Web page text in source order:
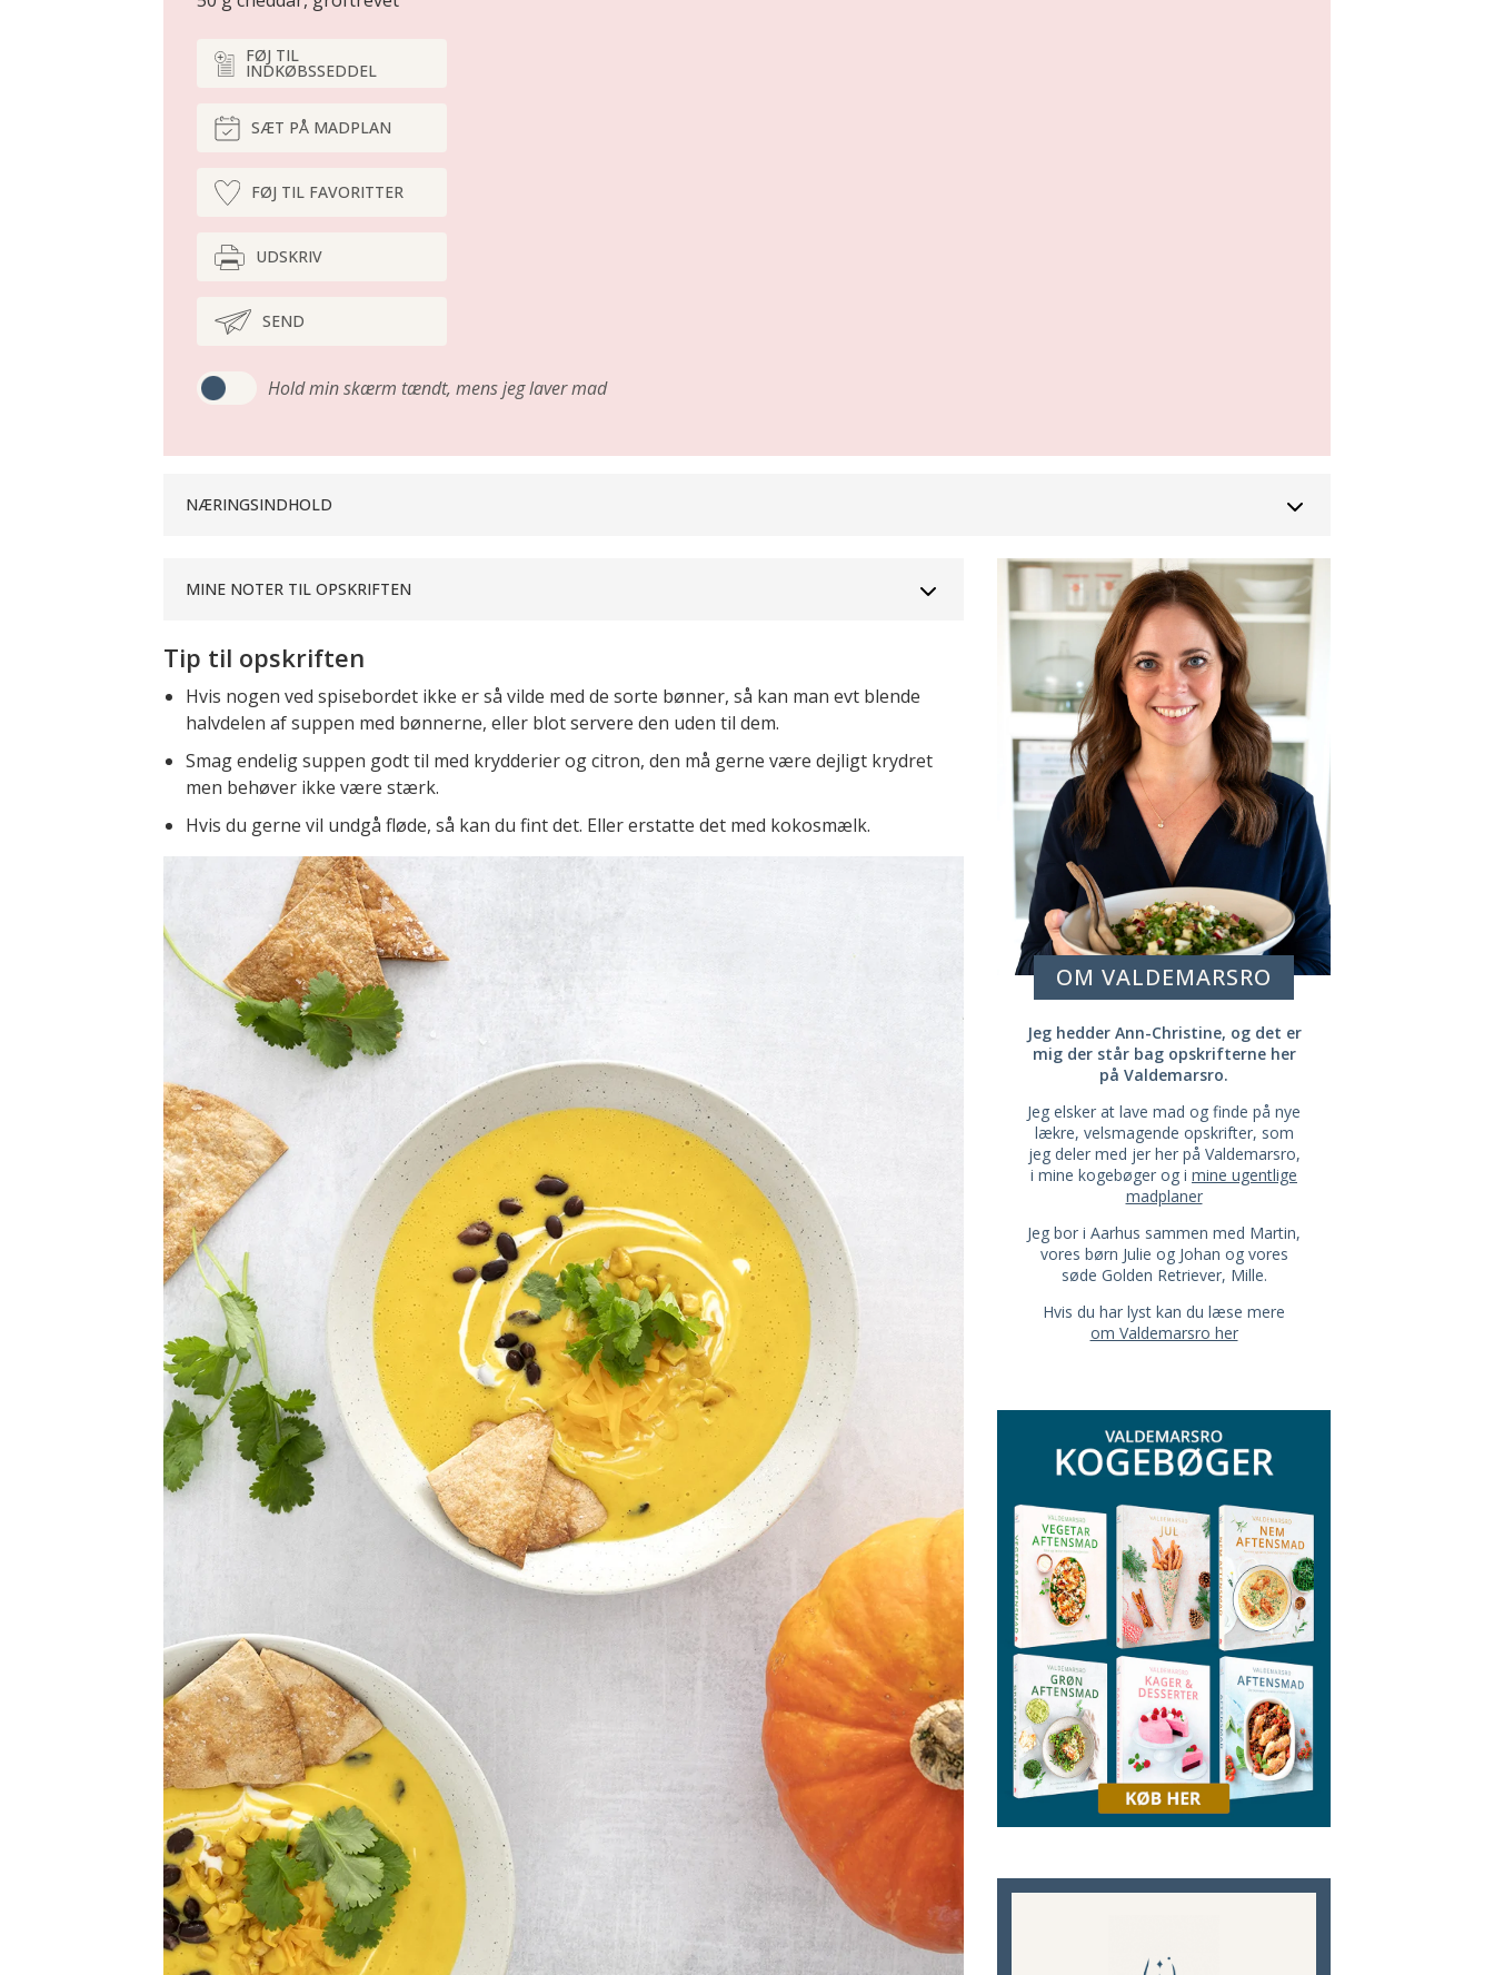
FØJ TIL
INDKØBSSEDDEL
SÆT PÅ MADPLAN
FØJ TIL FAVORITTER
UDSKRIV
SEND
Hold min skærm tændt, mens jeg laver mad
NÆRINGSINDHOLD
MINE NOTER TIL OPSKRIFTEN
Tip til opskriften
Hvis nogen ved spisebordet ikke er så vilde med de sorte bønner, så kan man evt blende
halvdelen af suppen med bønnerne, eller blot servere den uden til dem.
Smag endelig suppen godt til med krydderier og citron, den må gerne være dejligt krydret
men behøver ikke være stærk.
Hvis du gerne vil undgå fløde, så kan du fint det. Eller erstatte det med kokosmælk.
OM VALDEMARSRO
Jeg hedder Ann-Christine, og det er
mig der står bag opskrifterne her
på Valdemarsro.
Jeg elsker at lave mad og finde på nye
lækre, velsmagende opskrifter, som
jeg deler med jer her på Valdemarsro,
i mine kogebøger og i mine ugentlige
madplaner
Jeg bor i Aarhus sammen med Martin,
vores børn Julie og Johan og vores
søde Golden Retriever, Mille.
Hvis du har lyst kan du læse mere
om Valdemarsro her